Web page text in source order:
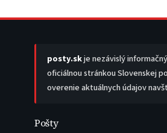
posty.skje nezávislý
oficiálnou stránkou Slovenskej
overenie aktuálnych údajov
Pošty